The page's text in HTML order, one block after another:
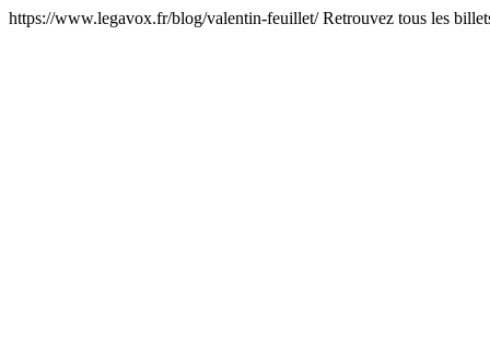
https://www.legavox.fr/blog/valentin-feuillet/Retrouvez tous les